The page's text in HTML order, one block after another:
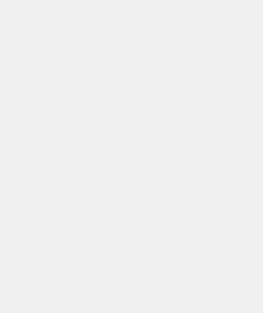
yönünde sinyaller
seyrin devam etmesi
izlenebilir. Gün içi
destek olarak takip